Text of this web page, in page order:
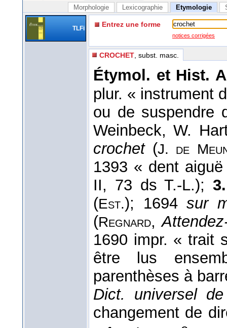
Morphologie Lexicographie Etymologie
TLFi Entrez une forme
notices corrigées
CROCHET , subst. masc.
Étymol. et Hist.
plur. « instrument
ou de suspendre
Weinbeck, W.
crochet(J. de
1393 « dent
II, 73 ds T.-L.);3.
(Est.); 1694sur
(Regnard,
1690 impr. « trait
être lus
parenthèses à
Dict. universel
changement de